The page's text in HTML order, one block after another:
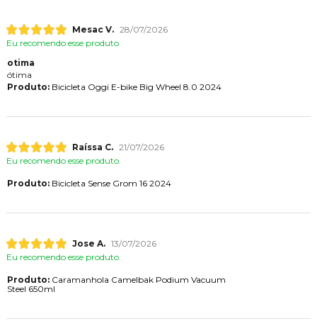
Mesac V. 28/07/2026
Eu recomendo esse produto.
otima
ótima
Produto:Bicicleta Oggi E-bike Big Wheel 8.0 2024
Raíssa C. 21/07/2026
Eu recomendo esse produto.
Produto:Bicicleta Sense Grom 16 2024
Jose A. 13/07/2026
Eu recomendo esse produto.
Produto:Caramanhola Camelbak Podium Vacuum
Steel 650ml